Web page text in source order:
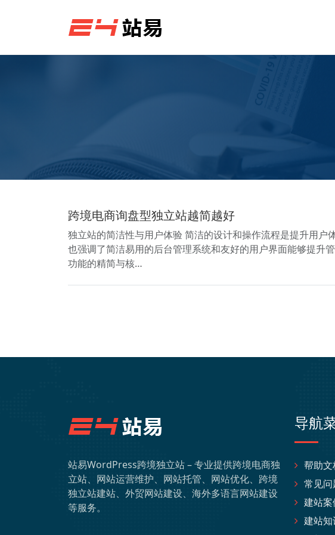
跨境电商询盘型独立站越简越好
独立站的简洁性与用户体验 简洁的设计和操作流程是提升用户
也强调了简洁易用的后台管理系统和友好的用户界面能够提升
功能的精简与核…
站易WordPress跨境独立站 – 专业提供跨境电商独
立站、网站运营维护、网站托管、网站优化、跨境
独立站建站、外贸网站建设、海外多语言网站建设
等服务。
导航
帮助文
常见问
建站案
建站知